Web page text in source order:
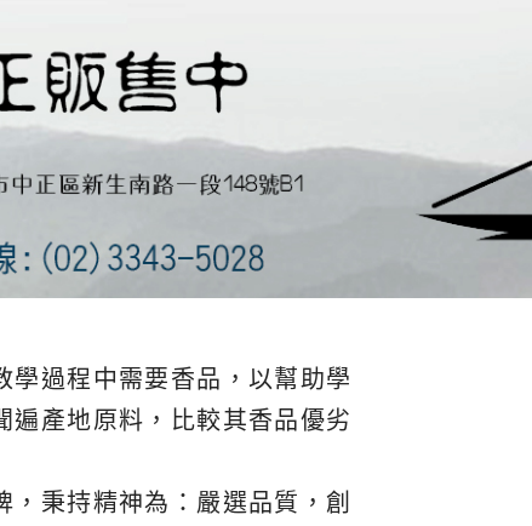
學過程中需要香品，以幫助學
遍產地原料，比較其香品優劣
秉持精神為：嚴選品質，創